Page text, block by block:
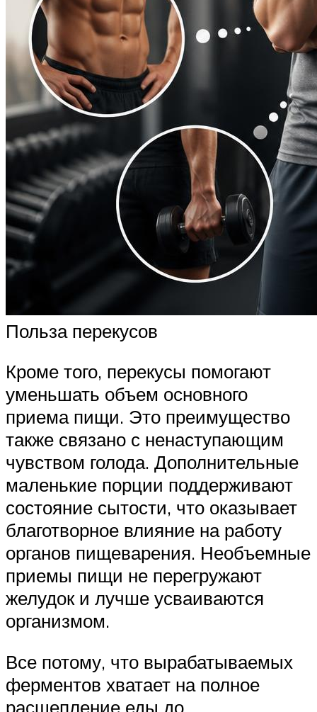
Польза перекусов
Кроме того, перекусы помогают
уменьшать объем основного
приема пищи. Это преимущество
также связано с ненаступающим
чувством голода. Дополнительные
маленькие порции поддерживают
состояние сытости, что оказывает
благотворное влияние на работу
органов пищеварения. Необъемные
приемы пищи не перегружают
желудок и лучше усваиваются
организмом.
Все потому, что вырабатываемых
ферментов хватает на полное
расщепление еды до